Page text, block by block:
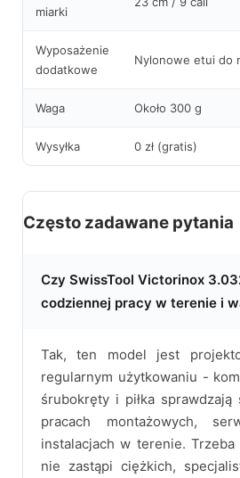
miarki
Wyposażenie
dodatkowe
Nylonowe etui do
Waga Około 300 g
Wysyłka 0 zł (gratis)
Często zadawane pytania
Czy SwissTool Victorinox
codziennej pracy w terenie i
Tak, ten model jest
regularnym użytkowaniu -
śrubokręty i piłka
pracach montażowych,
instalacjach w terenie.
nie zastąpi ciężkich,